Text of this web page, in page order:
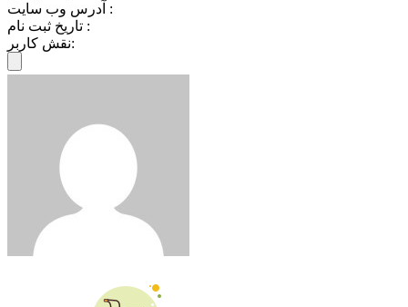
آدرس وب سایت :
تاریخ ثبت نام :
نقش کاربر: